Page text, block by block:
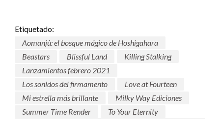
Etiquetado:
Aomanjû: el bosque mágico de Hoshigahara
Beastars
Blissful Land
Killing Stalking
Lanzamientos febrero 2021
Los sonidos del firmamento
Love at Fourteen
Mi estrella más brillante
Milky Way Ediciones
Summer Time Render
To Your Eternity